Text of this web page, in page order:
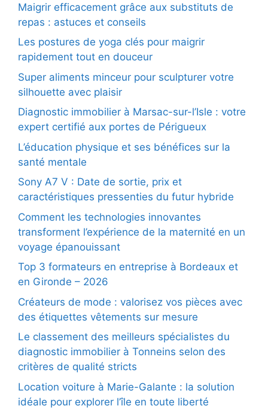
Maigrir efficacement grâce aux substituts de
repas : astuces et conseils
Les postures de yoga clés pour maigrir
rapidement tout en douceur
Super aliments minceur pour sculpturer votre
silhouette avec plaisir
Diagnostic immobilier à Marsac-sur-l’Isle : votre
expert certifié aux portes de Périgueux
L’éducation physique et ses bénéfices sur la
santé mentale
Sony A7 V : Date de sortie, prix et
caractéristiques pressenties du futur hybride
Comment les technologies innovantes
transforment l’expérience de la maternité en un
voyage épanouissant
Top 3 formateurs en entreprise à Bordeaux et
en Gironde – 2026
Créateurs de mode : valorisez vos pièces avec
des étiquettes vêtements sur mesure
Le classement des meilleurs spécialistes du
diagnostic immobilier à Tonneins selon des
critères de qualité stricts
Location voiture à Marie-Galante : la solution
idéale pour explorer l’île en toute liberté